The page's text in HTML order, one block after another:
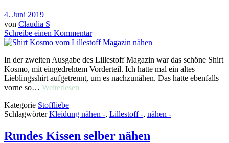
4. Juni 2019
von Claudia S
Schreibe einen Kommentar
In der zweiten Ausgabe des Lillestoff Magazin war das schöne Shirt
Kosmo, mit eingedrehtem Vorderteil. Ich hatte mal ein altes
Lieblingsshirt aufgetrennt, um es nachzunähen. Das hatte ebenfalls
vorne so… Weiterlesen
Kategorie Stoffliebe
SchlagwörterKleidung nähen -, Lillestoff -, nähen -
Rundes Kissen selber nähen